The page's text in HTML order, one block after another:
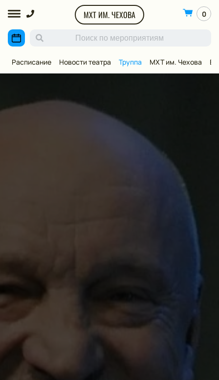
МХТ ИМ. ЧЕХОВА 0
Расписание Новости театра Труппа МХТ им. Чехова